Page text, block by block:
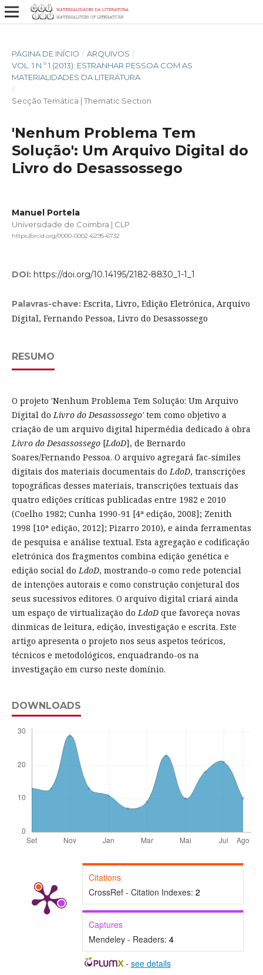
PÁGINA DE INÍCIO / ARQUIVOS /
VOL. 1 N.º 1 (2013): ESTRANHAR PESSOA COM AS
MATERIALIDADES DA LITERATURA
/
Secção Temática | Thematic Section
'Nenhum Problema Tem
Solução': Um Arquivo Digital do
Livro do Desassossego
Manuel Portela
Universidade de Coimbra | CLP
https://orcid.org/0000-0002-6295-6732
DOI: https://doi.org/10.14195/2182-8830_1-1_1
Palavras-chave: Escrita, Livro, Edição Eletrónica, Arquivo
Digital, Fernando Pessoa, Livro do Desassossego
RESUMO
O projeto 'Nenhum Problema Tem Solução: Um Arquivo
Digital doLivro do Desassossego'tem como objetivo a
criação de um arquivo digital hipermédia dedicado à obra
Livro do Desassossego[LdoD], de Bernardo
Soares/Fernando Pessoa. O arquivo agregará fac-símiles
digitais dos materiais documentais doLdoD, transcrições
topográficas desses materiais, transcrições textuais das
quatro edições críticas publicadas entre 1982 e 2010
(Coelho 1982; Cunha 1990-91 [4ª edição, 2008]; Zenith
1998 [10ª edição, 2012]; Pizarro 2010), e ainda ferramentas
de pesquisa e análise textual. Esta agregação e codificação
eletrónica dos fragmentos combina edição genética e
edição social doLdoD, mostrando-o como rede potencial
de intenções autorais e como construção conjetural dos
seus sucessivos editores. O arquivo digital criará ainda
um espaço de virtualização doLdoDque favoreça novas
dinmicas de leitura, edição, investigação e escrita. Este
artigo apresenta o projeto nos seus aspetos teóricos,
técnicos e metodológicos, enquadrando-os na
investigação em curso neste domínio.
DOWNLOADS
Citations
CrossRef - Citation Indexes: 2
Captures
Mendeley - Readers: 4
- see details